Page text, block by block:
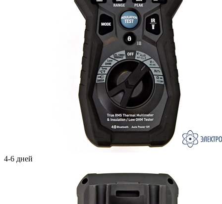
4-6 дней